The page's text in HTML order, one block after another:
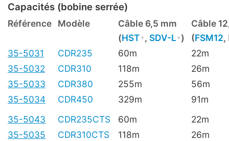
Capacités (bobine serrée)
Référence Modèle Câble 6,5 mm
Câble
(HST , SDV-L ) (FSM12,
35-5031
CDR235 60m
22m
35-5032
CDR310 118m
26m
35-5033
CDR380 255m
56m
35-5034
CDR450 329m
91m
35-5043
CDR235CTS 60m
22m
35-5035
CDR310CTS 118m
26m